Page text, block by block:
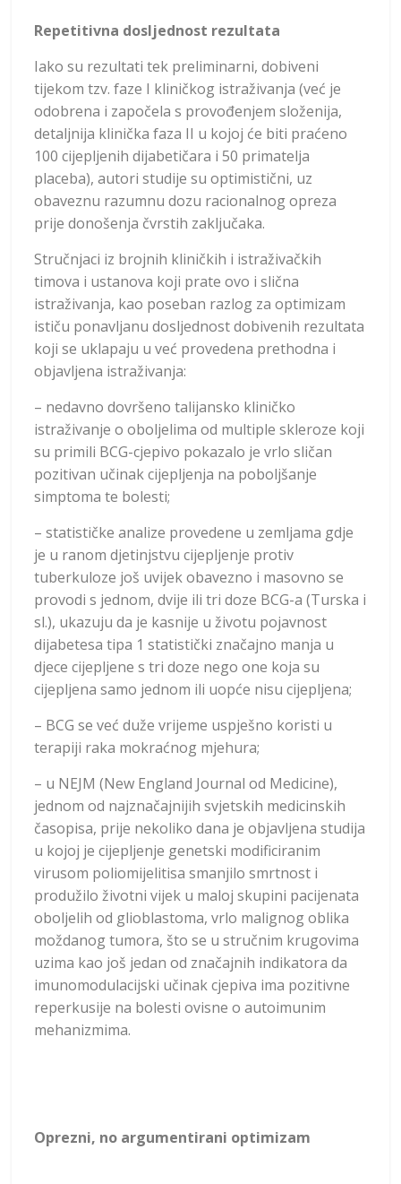
Repetitivna dosljednost rezultata
Iako su rezultati tek preliminarni, dobiveni
tijekom tzv. faze I kliničkog istraživanja (već je
odobrena i započela s provođenjem složenija,
detaljnija klinička faza II u kojoj će biti praćeno
100 cijepljenih dijabetičara i 50 primatelja
placeba), autori studije su optimistični, uz
obaveznu razumnu dozu racionalnog opreza
prije donošenja čvrstih zaključaka.
Stručnjaci iz brojnih kliničkih i istraživačkih
timova i ustanova koji prate ovo i slična
istraživanja, kao poseban razlog za optimizam
ističu ponavljanu dosljednost dobivenih rezultata
koji se uklapaju u već provedena prethodna i
objavljena istraživanja:
– nedavno dovršeno talijansko kliničko
istraživanje o oboljelima od multiple skleroze koji
su primili BCG-cjepivo pokazalo je vrlo sličan
pozitivan učinak cijepljenja na poboljšanje
simptoma te bolesti;
– statističke analize provedene u zemljama gdje
je u ranom djetinjstvu cijepljenje protiv
tuberkuloze još uvijek obavezno i masovno se
provodi s jednom, dvije ili tri doze BCG-a (Turska i
sl.), ukazuju da je kasnije u životu pojavnost
dijabetesa tipa 1 statistički značajno manja u
djece cijepljene s tri doze nego one koja su
cijepljena samo jednom ili uopće nisu cijepljena;
– BCG se već duže vrijeme uspješno koristi u
terapiji raka mokraćnog mjehura;
– u NEJM (New England Journal od Medicine),
jednom od najznačajnijih svjetskih medicinskih
časopisa, prije nekoliko dana je objavljena studija
u kojoj je cijepljenje genetski modificiranim
virusom poliomijelitisa smanjilo smrtnost i
produžilo životni vijek u maloj skupini pacijenata
oboljelih od glioblastoma, vrlo malignog oblika
moždanog tumora, što se u stručnim krugovima
uzima kao još jedan od značajnih indikatora da
imunomodulacijski učinak cjepiva ima pozitivne
reperkusije na bolesti ovisne o autoimunim
mehanizmima.
Oprezni, no argumentirani optimizam